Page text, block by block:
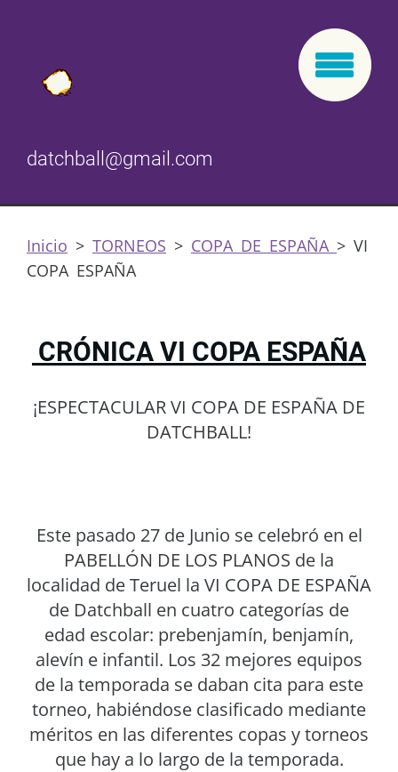
datchball@gmail.com
Inicio > TORNEOS > COPA DE ESPAÑA > VI
COPA ESPAÑA
CRÓNICA VI COPA ESPAÑA
¡ESPECTACULAR VI COPA DE ESPAÑA DE
DATCHBALL!
Este pasado 27 de Junio se celebró en el
PABELLÓN DE LOS PLANOS de la
localidad de Teruel la VI COPA DE ESPAÑA
de Datchball en cuatro categorías de
edad escolar: prebenjamín, benjamín,
alevín e infantil. Los 32 mejores equipos
de la temporada se daban cita para este
torneo, habiéndose clasificado mediante
méritos en las diferentes copas y torneos
que hay a lo largo de la temporada.